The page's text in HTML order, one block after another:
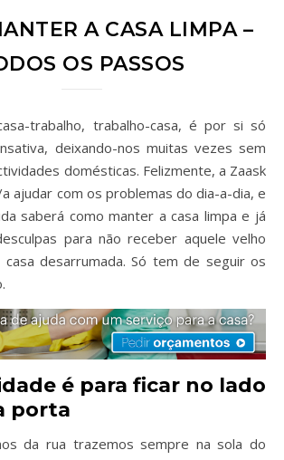
A CASA LIMPA –
OS PASSOS
deixando-nos muitas vezes sem
domésticas. Felizmente, a Zaask
ajudar com os problemas do dia-a-dia, e
saberá como manter a casa limpa e já
para não receber aquele velho
desarrumada. Só tem de seguir os
é para ficar no lado
porta
da rua trazemos sempre na sola do